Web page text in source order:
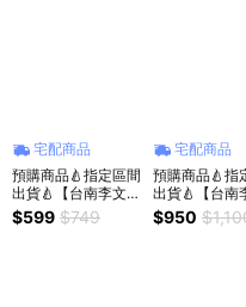
宅配商品
預購商品🍐指定區間
出貨🍐【台南李文粒
果園】麻豆紅柚3kg
x1箱 (2-4入/箱)｜
$599 $749
宅配商品
預購商品🍐指
出貨🍐【台南
果園】頂級麻
6kg x1箱(12-
$950